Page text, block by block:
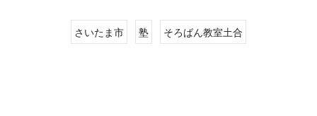
さいたま市 塾 そろばん教室土合